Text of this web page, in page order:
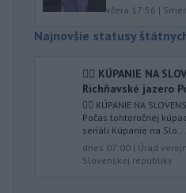
včera 17:56 |
Najnovšie statusy
🏊‍♀ KÚPANIE NA
Richňavské jazero
🏊‍♀ KÚPANIE NA
Počas tohtoročnej
seriáli Kúpanie na Slo...
dnes 07:00 | Úrad
Slovenskej republiky